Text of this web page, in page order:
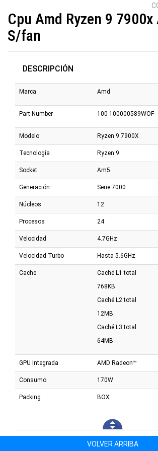
Cpu Amd Ryzen 9 7900x
S/fan
DESCRIPCIÓN
Marca Amd
Part Number 100-100000589WOF
Modelo Ryzen 9 7900X
Tecnología Ryzen 9
Socket Am5
Generación Serie 7000
Núcleos 12
Procesos 24
Velocidad 4.7GHz
Velocidad Turbo Hasta 5.6GHz
Cache
Caché L1 total
768KB
Caché L2 total
12MB
Caché L3 total
64MB
GPU Integrada AMD Radeon™
Consumo 170W
Packing BOX
VOLVER ARRIBA